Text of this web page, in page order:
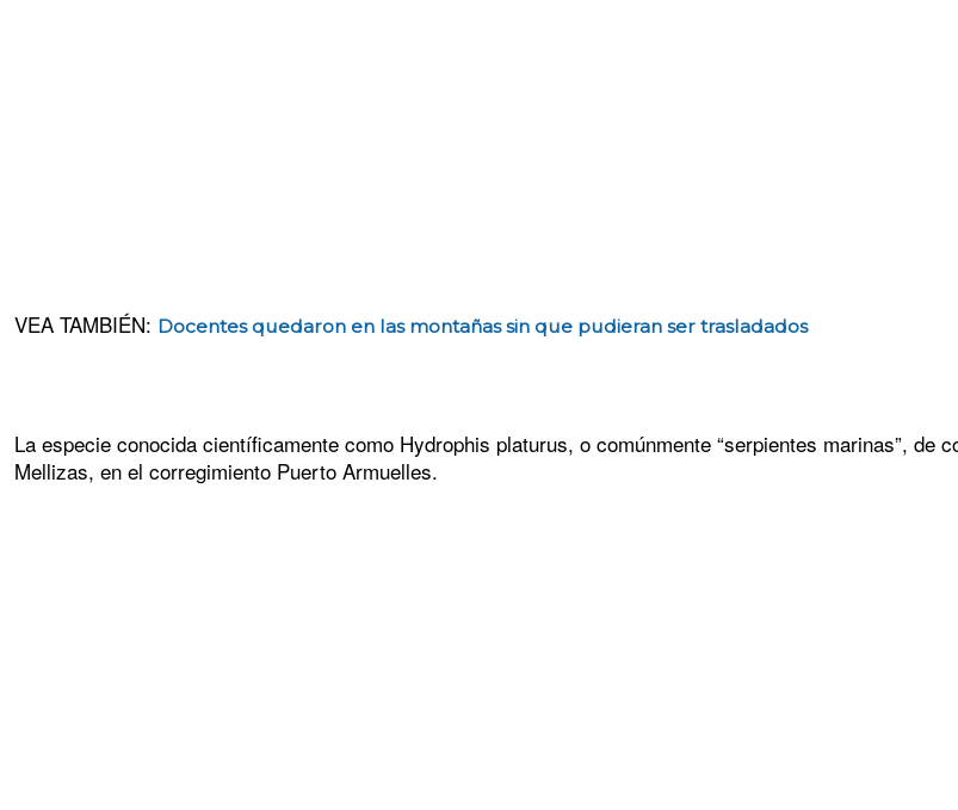
VEA TAMBIÉN: Docentes quedaron en las montañas sin que pudieran ser trasladados
La especie conocida científicamente como Hydrophis platurus, o comúnmente “serpientes marinas”,
Mellizas, en el corregimiento Puerto Armuelles.